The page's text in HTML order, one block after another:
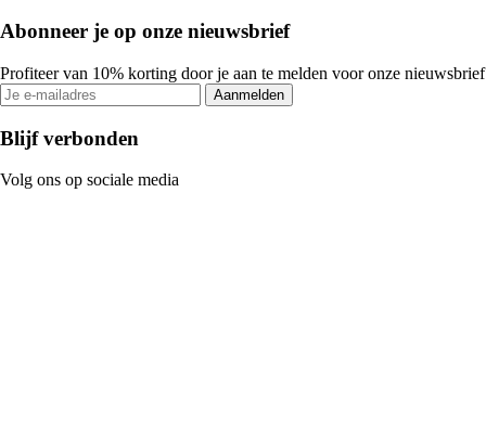
Abonneer je op onze nieuwsbrief
Profiteer van 10% korting door je aan te melden voor onze nieuwsbrief
Aanmelden
Blijf verbonden
Volg ons op sociale media